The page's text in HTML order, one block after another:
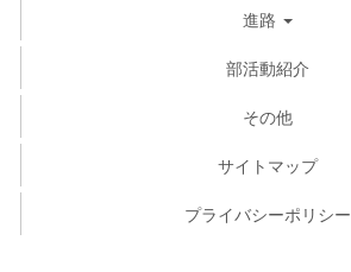
進路
部活動紹介
その他
サイトマップ
プライバシーポリシー